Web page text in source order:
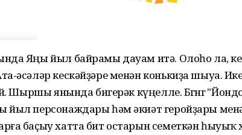
Яңы йыл байрамы дауам итә. Олоһо ла,
әсәләр кескәйҙәре менән конькиҙа шыуа.
Шыршы янында бигерәк күңелле. Бөгөнгө
йыл персонаждары һәм әкиәт геройҙары
баҫыу хатта бит остарын семеткән һыуыҡ